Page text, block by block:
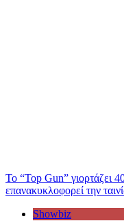
Το “Top Gun” γιορτάζει
επανακυκλοφορεί την
Showbiz